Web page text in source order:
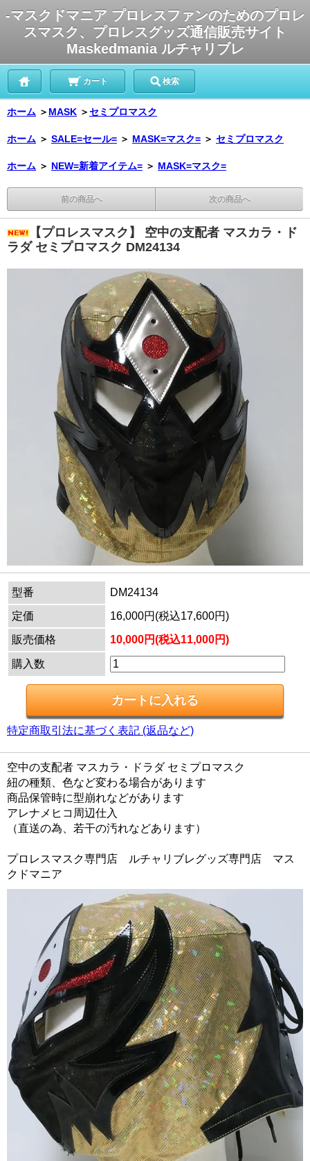
-マスクドマニア プロレスファンのためのプロレ
スマスク、プロレスグッズ通信販売サイト
Maskedmania ルチャリブレ
カート 検索
ホーム ＞ MASK ＞セミプロマスク
ホーム ＞ SALE=セール= ＞ MASK=マスク= ＞ セミプロマスク
ホーム ＞ NEW=新着アイテム= ＞ MASK=マスク=
前の商品へ 次の商品へ
【プロレスマスク】 空中の支配者 マスカラ・ド
ラダ セミプロマスク DM24134
型番
DM24134
定価
16,000円(税込17,600円)
販売価格
10,000円(税込11,000円)
購入数
特定商取引法に基づく表記 (返品など)
空中の支配者 マスカラ・ドラダ セミプロマスク
紐の種類、色など変わる場合があります
商品保管時に型崩れなどがあります
アレナメヒコ周辺仕入
（直送の為、若干の汚れなどあります）
プロレスマスク専門店 ルチャリブレグッズ専門店 マス
クドマニア